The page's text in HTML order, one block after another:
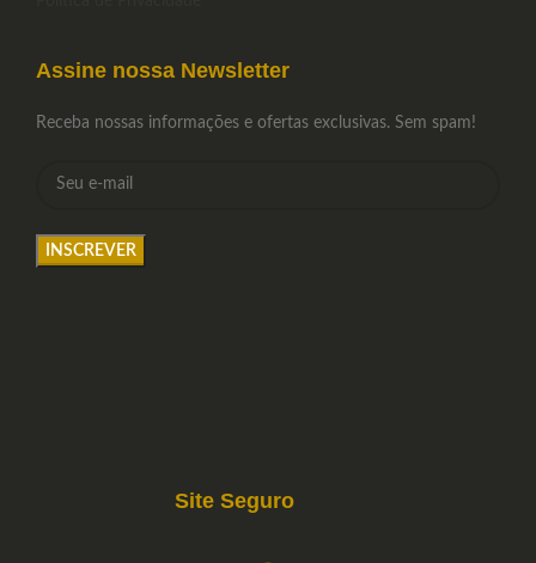
Assine nossa Newsletter
Receba nossas informações e ofertas exclusivas. Sem spam!
Site Seguro